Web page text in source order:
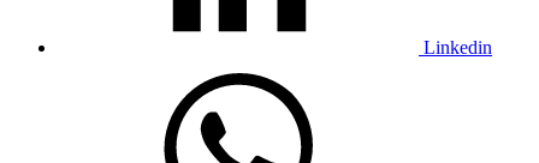
Linkedin